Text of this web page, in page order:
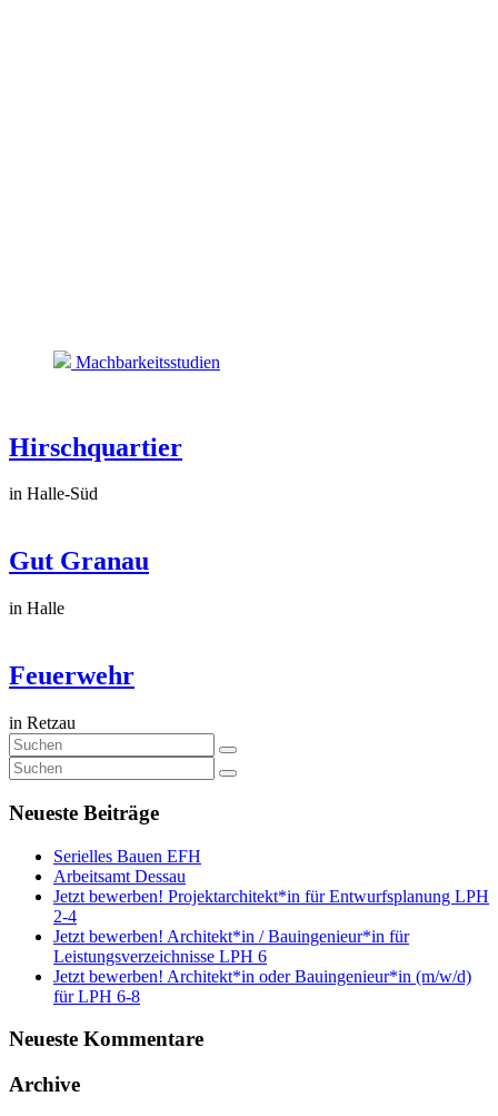
Machbarkeitsstudien
Hirschquartier
in Halle-Süd
Gut Granau
in Halle
Feuerwehr
in Retzau
Neueste Beiträge
Serielles Bauen EFH
Arbeitsamt Dessau
Jetzt bewerben! Projektarchitekt*in für Entwurfsplanung LPH
2-4
Jetzt bewerben! Architekt*in / Bauingenieur*in für
Leistungsverzeichnisse LPH 6
Jetzt bewerben! Architekt*in oder Bauingenieur*in (m/w/d)
für LPH 6-8
Neueste Kommentare
Archive